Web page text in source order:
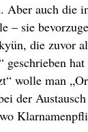
Aber auch die
– sie
die zuvor
geschrieben
wolle man
der